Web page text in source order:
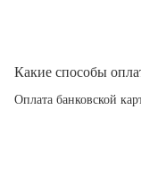
Какие способы
Оплата банковской